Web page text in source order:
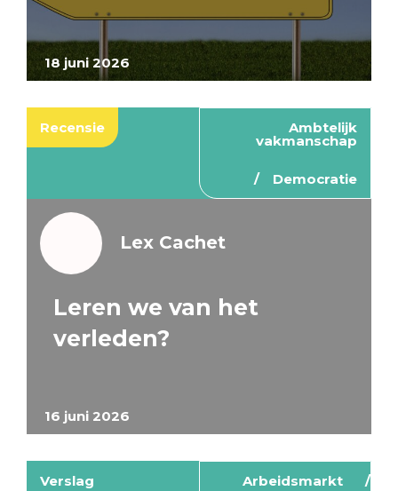
18 juni 2026
Recensie Ambtelijk
vakmanschap
Democratie
16 juni 2026
Lex Cachet
Leren we van het
verleden?
Verslag Arbeidsmarkt